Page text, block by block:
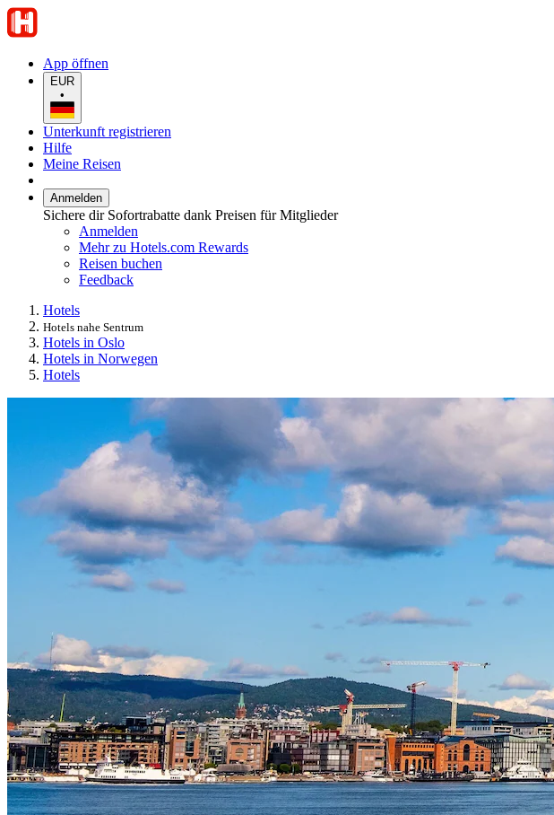
App öffnen
EUR
•
Unterkunft registrieren
Hilfe
Meine Reisen
Anmelden
Sichere dir Sofortrabatte dank Preisen für Mitglieder
Anmelden
Mehr zu Hotels.com Rewards
Reisen buchen
Feedback
Hotels
Hotels nahe Sentrum
Hotels in Oslo
Hotels in Norwegen
Hotels